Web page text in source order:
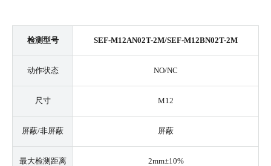
检测型号 SEF-M12AN02T-2M/SEF-M12BN02T-2M
动作状态 NO/NC
尺寸 M12
屏蔽/非屏蔽 屏蔽
最大检测距离 2mm±10%